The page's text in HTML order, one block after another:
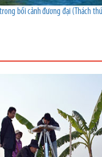
bối cảnh đương đại (Thách